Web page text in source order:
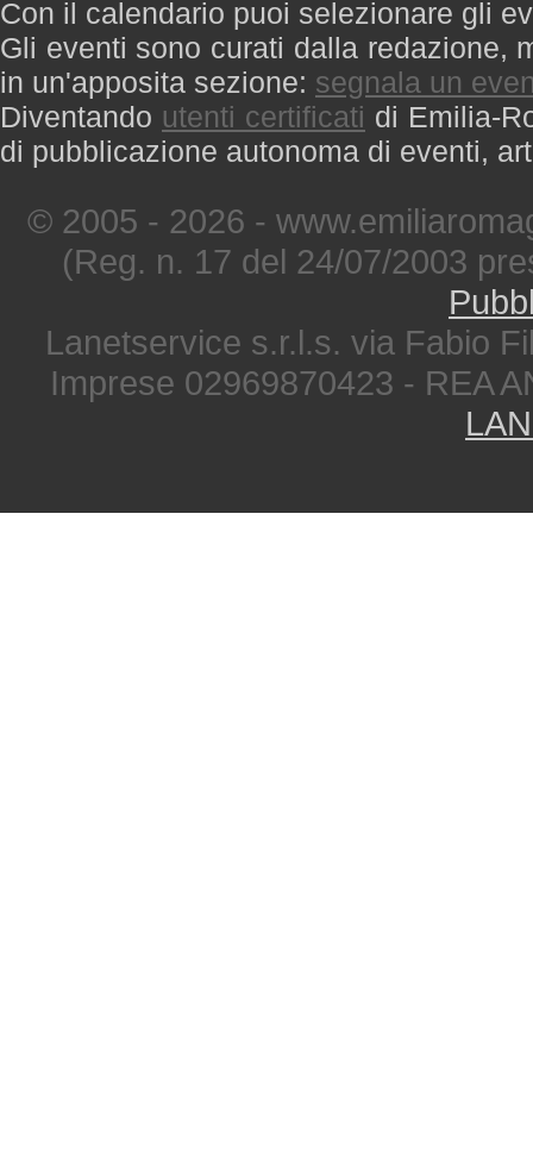
Con il calendario puoi selezionare gli
Gli eventi sono curati dalla redazione,
in un'apposita sezione: segnala un
Diventando utenti certificati di Emilia-
di pubblicazione autonoma di eventi,
© 2005 - 2026 -
(Reg. n. 17 del 24/07/2003
Lanetservice s.r.l.s. via Fabio
Imprese 02969870423 - REA